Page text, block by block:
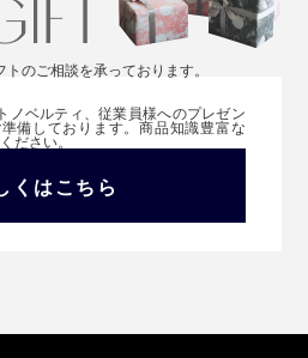
のご相談を承っております。
ノベルティ、従業員様へのプレゼン
備しております。商品知識豊富な
ださい。
くはこちら